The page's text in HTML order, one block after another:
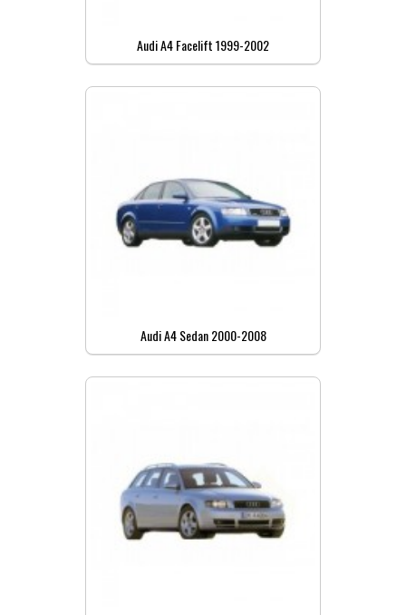
Audi A4 Facelift 1999-2002
Audi A4 Sedan 2000-2008